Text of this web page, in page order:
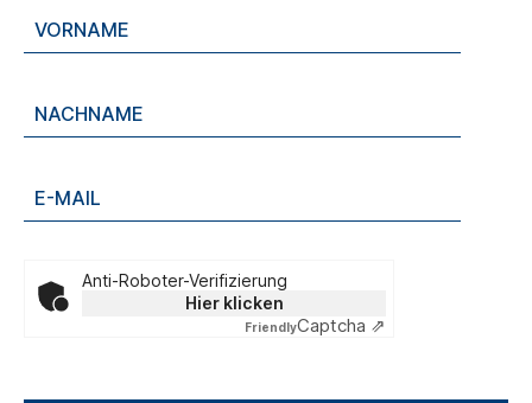
Anti-Roboter-Verifizierung
Hier klicken
FriendlyCaptcha ⇗